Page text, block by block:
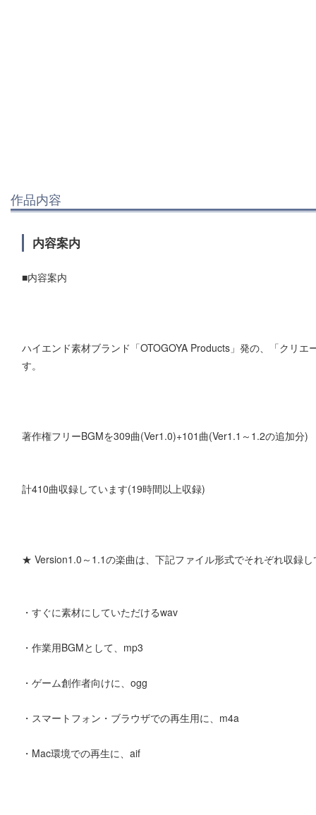
作品内容
内容案内
■内容案内
ハイエンド素材ブランド「OTOGOYA Products」発の、「クリ
す。
著作権フリーBGMを309曲(Ver1.0)+101曲(Ver1.1～1.2の追加
計410曲収録しています(19時間以上収録)
★ Version1.0～1.1の楽曲は、下記ファイル形式でそれぞれ収録し
・すぐに素材にしていただけるwav
・作業用BGMとして、mp3
・ゲーム創作者向けに、ogg
・スマートフォン・ブラウザでの再生用に、m4a
・Mac環境での再生に、aif